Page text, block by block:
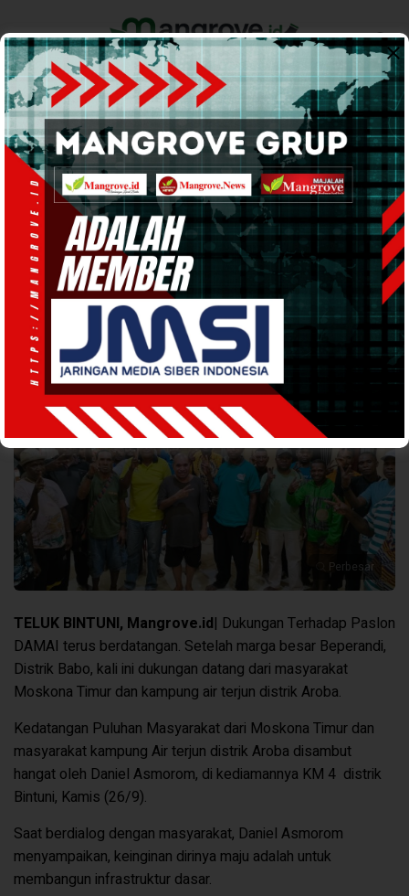
Home Pemerintahan Ekonomi & Bisnis Info Tanah Papua
Support by
POLITIK · 27 Sep 202420:22WIB·kurang dari 1 menit
Masyarakat Moskona Timur dan Aroba
Siap Menangkan DAMAI
Perbesar
TELUK BINTUNI, Mangrove.id| Dukungan Terhadap Paslon
DAMAI terus berdatangan. Setelah marga besar Beperandi,
Distrik Babo, kali ini dukungan datang dari masyarakat
Moskona Timur dan kampung air terjun distrik Aroba.
Kedatangan Puluhan Masyarakat dari Moskona Timur dan
masyarakat kampung Air terjun distrik Aroba disambut
hangat oleh Daniel Asmorom, di kediamannya KM 4 distrik
Bintuni, Kamis (26/9).
Saat berdialog dengan masyarakat, Daniel Asmorom
menyampaikan, keinginan dirinya maju adalah untuk
membangun infrastruktur dasar.